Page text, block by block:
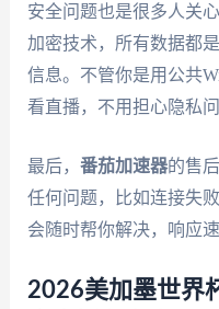
安全问题也是很多人关心
加密技术，所有数据都
信息。不管你是用公共
看直播，不用担心隐私问
最后， 番茄加速器的售
任何问题，比如连接失
会随时帮你解决，响应
2026美加墨世界